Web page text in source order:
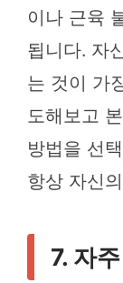
이나 근육
됩니다. 자
는 것이 가
도해보고
방법을 선
항상 자신
7. 자